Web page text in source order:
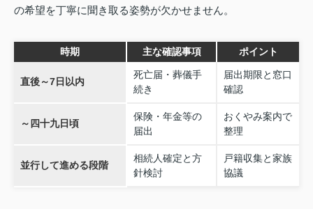
の希望を丁寧に聞き取る姿勢が欠かせません。
時期 主な確認事項 ポイント
直後～7日以内
死亡届・葬儀手
続き
届出期限と窓口
確認
～四十九日頃
保険・年金等の
届出
おくやみ案内で
整理
並行して進める段階
相続人確定と方
針検討
戸籍収集と家族
協議